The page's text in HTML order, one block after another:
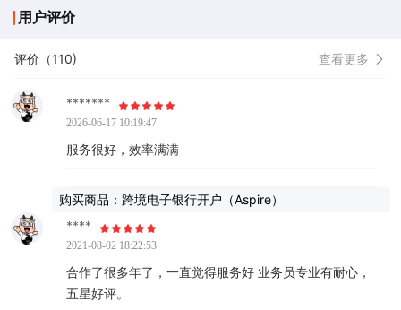
用户评价
评价（110) 查看更多
*******
2026-06-17 10:19:47
服务很好，效率满满
购买商品：跨境电子银行开户（Aspire）
****
2021-08-02 18:22:53
合作了很多年了，一直觉得服务好 业务员专业有耐心，
五星好评。